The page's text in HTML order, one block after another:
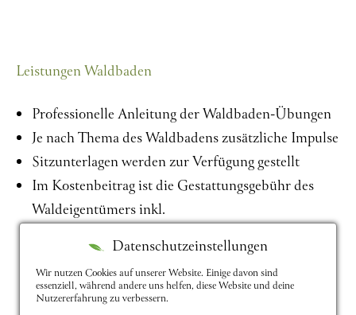
Leistungen Waldbaden
Professionelle Anleitung der Waldbaden-Übungen
Je nach Thema des Waldbadens zusätzliche Impulse
Sitzunterlagen werden zur Verfügung gestellt
Im Kostenbeitrag ist die Gestattungsgebühr des
Waldeigentümers inkl.
Datenschutzeinstellungen
Wir nutzen Cookies auf unserer Website. Einige davon sind
essenziell, während andere uns helfen, diese Website und deine
Nutzererfahrung zu verbessern.